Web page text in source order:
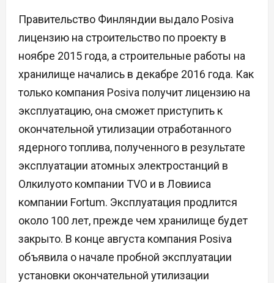
Правительство Финляндии выдало Posiva
лицензию на строительство по проекту в
ноябре 2015 года, а строительные работы на
хранилище начались в декабре 2016 года. Как
только компания Posiva получит лицензию на
эксплуатацию, она сможет приступить к
окончательной утилизации отработанного
ядерного топлива, полученного в результате
эксплуатации атомных электростанций в
Олкилуото компании TVO и в Ловииса
компании Fortum. Эксплуатация продлится
около 100 лет, прежде чем хранилище будет
закрыто. В конце августа компания Posiva
объявила о начале пробной эксплуатации
установки окончательной утилизации